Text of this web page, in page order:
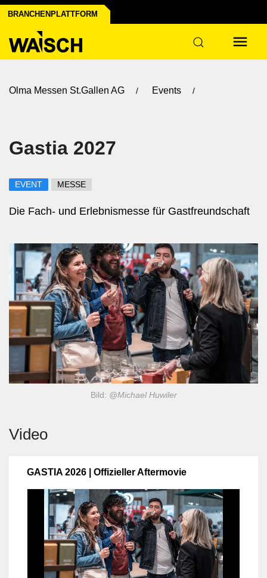
BRANCHENPLATTFORM
Olma Messen St.Gallen AG Events
Gastia 2027
EVENT MESSE
Die Fach- und Erlebnismesse für Gastfreundschaft
Bild: @Michael Huwiler
Video
GASTIA 2026 | Offizieller Aftermovie